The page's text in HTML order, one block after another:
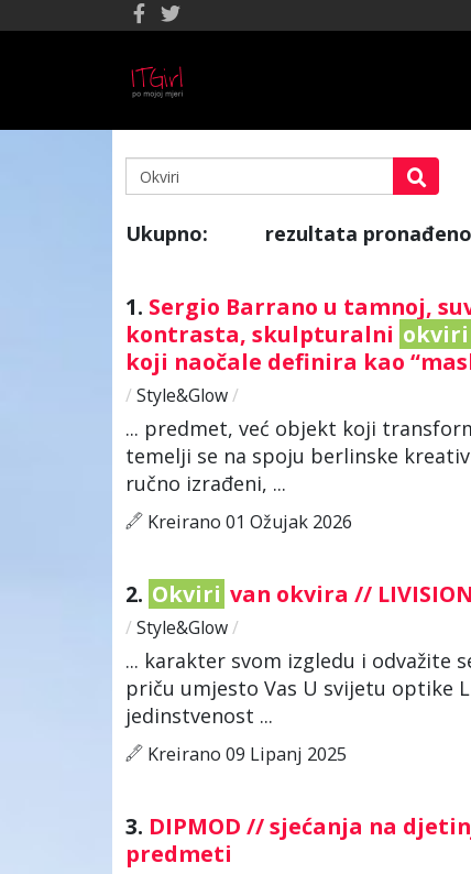
Ukupno: rezultata
1. Sergio Barrano u tamnoj,
kontrasta, skulpturalni okviri
koji naočale definira kao
/ Style&Glow/
... predmet, već objekt koji
temelji se na spoju berlinske
ručno izrađeni, ...
Kreirano 01 Ožujak 2026
2. Okviri van okvira //
/ Style&Glow/
... karakter svom izgledu i odvažite
priču umjesto Vas U svijetu optike
jedinstvenost ...
Kreirano 09 Lipanj 2025
3. DIPMOD // sjećanja na
predmeti